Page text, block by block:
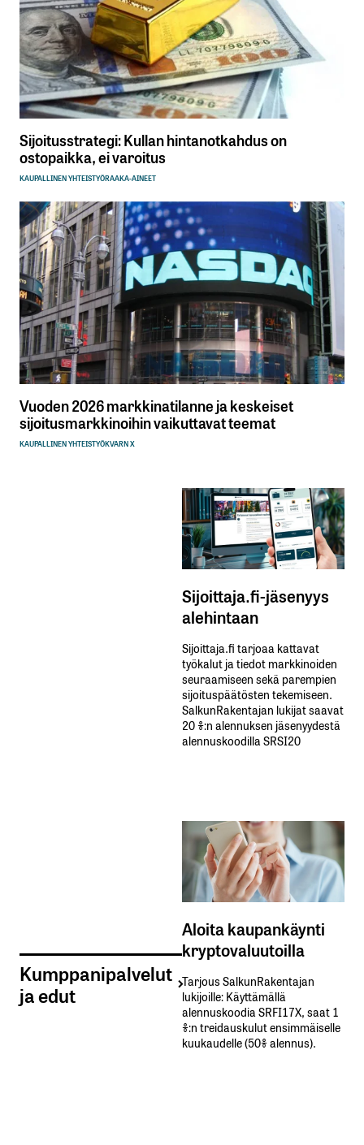
Sijoitusstrategi: Kullan hintanotkahdus on
ostopaikka, ei varoitus
KAUPALLINEN YHTEISTYÖRAAKA-AINEET
Vuoden 2026 markkinatilanne ja keskeiset
sijoitusmarkkinoihin vaikuttavat teemat
KAUPALLINEN YHTEISTYÖKVARN X
Kumppanipalvelut
ja edut
Sijoittaja.fi-jäsenyys
alehintaan
Sijoittaja.fi tarjoaa kattavat
työkalut ja tiedot markkinoiden
seuraamiseen sekä parempien
sijoituspäätösten tekemiseen.
SalkunRakentajan lukijat saavat
20 %:n alennuksen jäsenyydestä
alennuskoodilla SRSI20
Aloita kaupankäynti
kryptovaluutoilla
Tarjous SalkunRakentajan
lukijoille: Käyttämällä​ ​
alennuskoodia​ ​SRFI17X,​ ​saat​ ​1
%:n treidauskulut​ ​ensimmäiselle​ ​
kuukaudelle​ ​(50%​ ​alennus).